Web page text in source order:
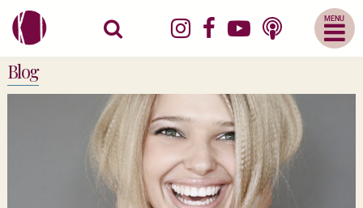
Abrir
Menu
Mobile
Blog